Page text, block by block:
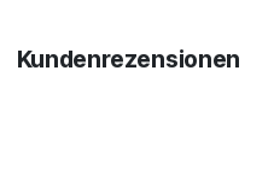
Kundenrezensionen